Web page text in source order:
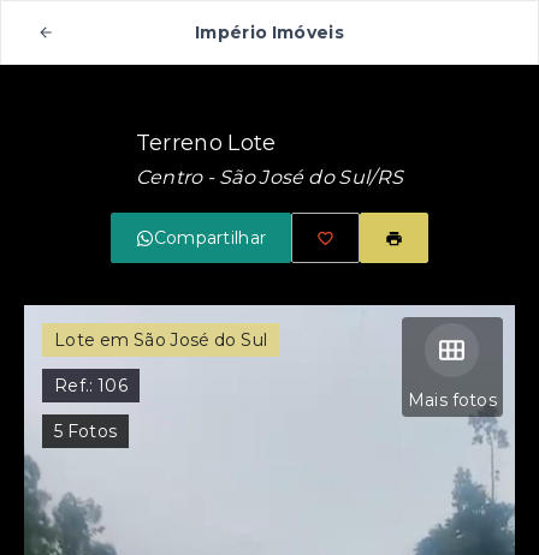
Império Imóveis
Terreno Lote
Centro - São José do Sul/RS
Compartilhar
Mais fotos
Lote em São José do Sul
Ref.:106
5 Fotos